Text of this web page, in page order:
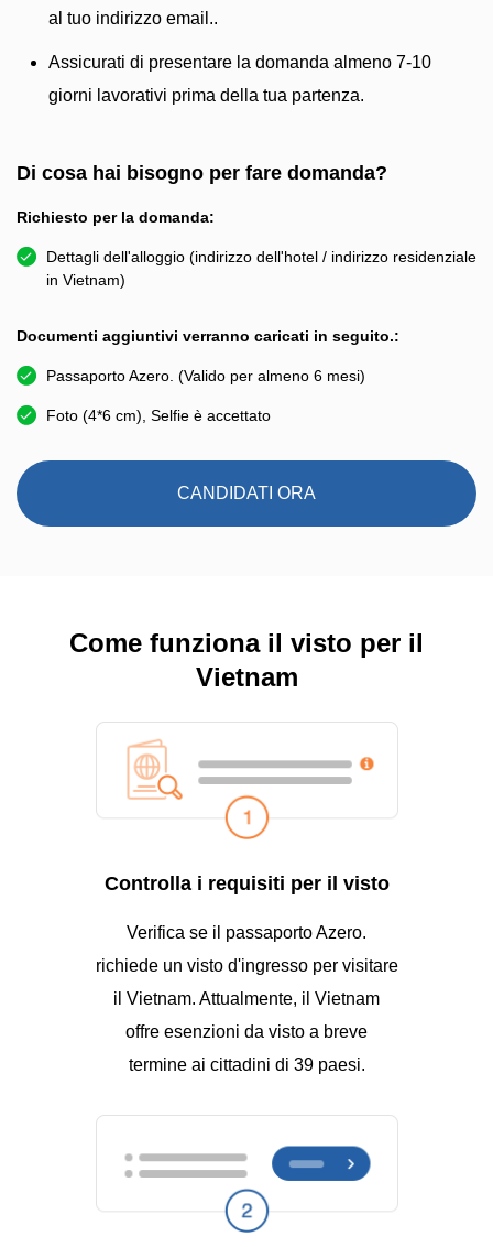
al tuo indirizzo email..
Assicurati di presentare la domanda almeno 7-10
giorni lavorativi prima della tua partenza.
Di cosa hai bisogno per fare domanda?
Richiesto per la domanda:
Dettagli dell'alloggio (indirizzo dell'hotel / indirizzo residenziale
in Vietnam)
Documenti aggiuntivi verranno caricati in seguito.:
Passaporto Azero. (Valido per almeno 6 mesi)
Foto (4*6 cm), Selfie è accettato
CANDIDATI ORA
Come funziona il visto per il
Vietnam
Controlla i requisiti per il visto
Verifica se il passaporto Azero.
richiede un visto d'ingresso per visitare
il Vietnam. Attualmente, il Vietnam
offre esenzioni da visto a breve
termine ai cittadini di 39 paesi.